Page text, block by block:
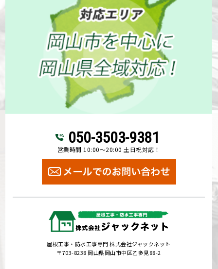
050-3503-9381
営業時間 10:00～20:00 土日祝対応！
屋根工事・防水工事専門 株式会社ジャックネット
〒703-8238 岡山県岡山市中区乙多見88-2